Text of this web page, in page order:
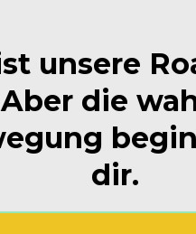
unsere
Aber die
dir.